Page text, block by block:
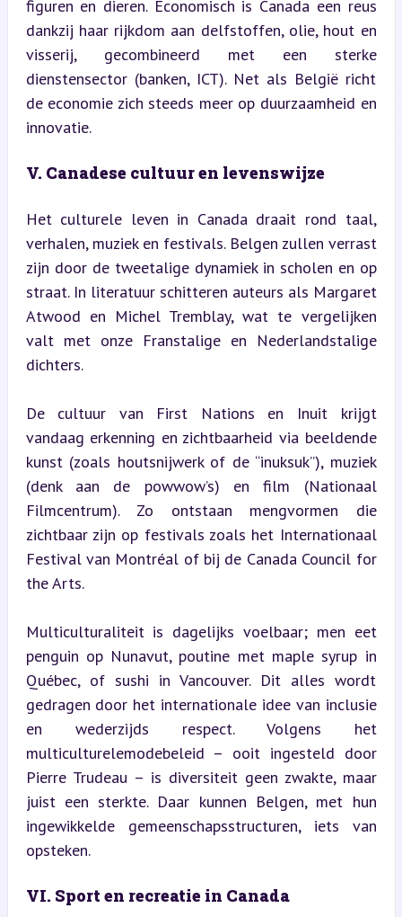
figuren en dieren. Economisch is Canada een reus
dankzij haar rijkdom aan delfstoffen, olie, hout en
visserij, gecombineerd met een sterke
dienstensector (banken, ICT). Net als België richt
de economie zich steeds meer op duurzaamheid en
innovatie.
V. Canadese cultuur en levenswijze
Het culturele leven in Canada draait rond taal,
verhalen, muziek en festivals. Belgen zullen verrast
zijn door de tweetalige dynamiek in scholen en op
straat. In literatuur schitteren auteurs als Margaret
Atwood en Michel Tremblay, wat te vergelijken
valt met onze Franstalige en Nederlandstalige
dichters.
De cultuur van First Nations en Inuit krijgt
vandaag erkenning en zichtbaarheid via beeldende
kunst (zoals houtsnijwerk of de “inuksuk”), muziek
(denk aan de powwow’s) en film (Nationaal
Filmcentrum). Zo ontstaan mengvormen die
zichtbaar zijn op festivals zoals het Internationaal
Festival van Montréal of bij de Canada Council for
the Arts.
Multiculturaliteit is dagelijks voelbaar; men eet
penguin op Nunavut, poutine met maple syrup in
Québec, of sushi in Vancouver. Dit alles wordt
gedragen door het internationale idee van inclusie
en wederzijds respect. Volgens het
multiculturelemodebeleid – ooit ingesteld door
Pierre Trudeau – is diversiteit geen zwakte, maar
juist een sterkte. Daar kunnen Belgen, met hun
ingewikkelde gemeenschapsstructuren, iets van
opsteken.
VI. Sport en recreatie in Canada